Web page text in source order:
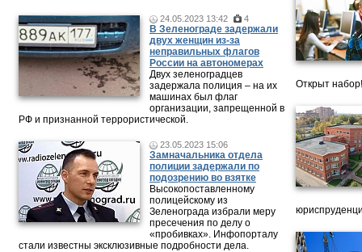
24.05.2023 13:42 4
В Зеленограде задержали
двух женщин из-за
неправильных флагов
России на автономерах
Двух зеленоградцев
задержала полиция – на их
машинах был флаг
организации, запрещенной в
РФ и признанной террористической.
23.05.2023 15:06
Замначальника отдела
полиции задержали по
подозрению во взятке
Высокопоставленному
полицейскому из
Зеленограда избрали меру
пресечения по делу о
«пробивках». Инфопорталу
стали известны эксклюзивные подробности дела.
Открыт набор!